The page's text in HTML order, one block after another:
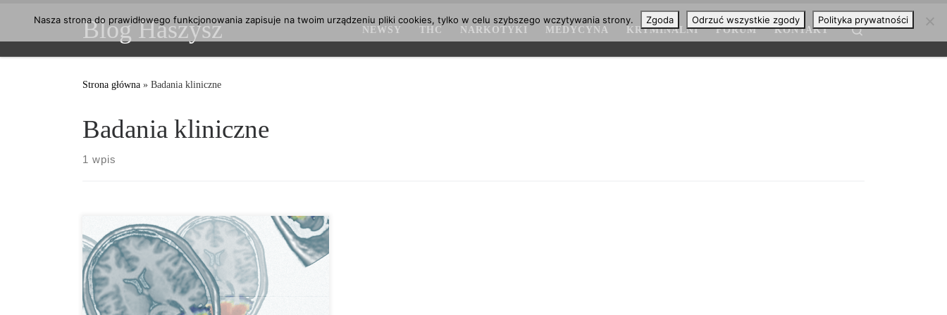
Przejdź do treściBlog Haszysz NEWSY THC NARKOTYKI MEDYCYNA KRYMINALNI FORUM KONTAKT Search
Strona główna » Badania kliniczne
Badania kliniczne
1 wpis
Wielu z nas słyszało już o ADHD jednak nie wszyscy
tak do końca wiedzą co to właściwie jest. ADHD, czyli
po angielsku skrót od attention deficit hyperactivity
disorder, a w tłumaczeniu dosłownym to zespół
nadpobudliwości z deficytem uwagi. Symptomami tej
Nasza strona do prawidłowego funkcjonowania zapisuje na twoim urządzeniu pliki cookies, tylko w celu szybszego wczytywania strony. Zgoda Odrzuć wszystkie zgody Polityka prywatności